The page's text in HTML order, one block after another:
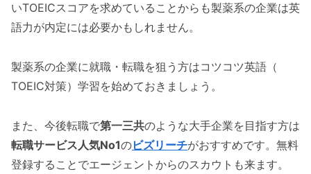
いTOEICスコアを求めていることからも製薬系の企業は英
語力が内定には必要かもしれません。
製薬系の企業に就職・転職を狙う方はコツコツ英語（
TOEIC対策）学習を始めておきましょう。
また、今後転職で第一三共のような大手企業を目指す方は
転職サービス人気No1のビズリーチがおすすめです。無料
登録することでエージェントからのスカウトも来ます。